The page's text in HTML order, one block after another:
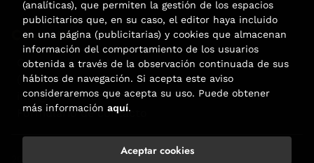
Contacto
Carrer Aribau, 84
(+34) 932 160 225
info@libreriafabre.com
Formulario de contacto
. Todos los Derechos Reservados |
(analíticas), que permiten la gestión de los espacios
publicitarios que, en su caso, el editor haya incluido
en una página (publicitarias) y cookies que almacenan
información del comportamiento de los usuarios
obtenida a través de la observación continuada de sus
hábitos de navegación. Si acepta este aviso
consideraremos que acepta su uso. Puede obtener
más información aquí.
Aceptar cookies